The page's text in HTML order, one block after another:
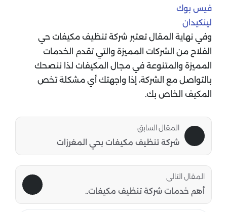
فيس بوك
لينكيدان
وفي نهاية المقال تعتبر شركة تنظيف مكيفات حي
الفلاح من الشركات المميزة والتي تقدم الخدمات
المميزة والمتنوعة في مجال المكيفات لذا ننصحك
بالتواصل مع الشركة، إذا واجهتك أي مشكلة تخص
المكيف الخاص بك.
المقال السابق
شركة تنظيف مكيفات بحي المغرزات
المقال التالى
أهم خدمات شركة تنظيف مكيفات..